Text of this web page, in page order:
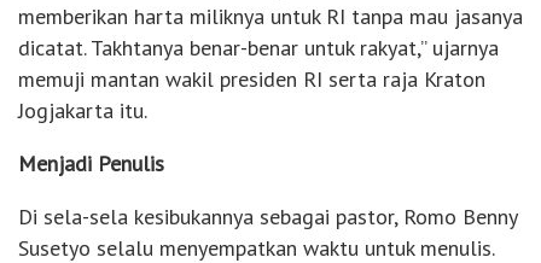
memberikan harta miliknya untuk RI tanpa mau jasanya
dicatat. Takhtanya benar-benar untuk rakyat,” ujarnya
memuji mantan wakil presiden RI serta raja Kraton
Jogjakarta itu.
Menjadi Penulis
Di sela-sela kesibukannya sebagai pastor, Romo Benny
Susetyo selalu menyempatkan waktu untuk menulis.